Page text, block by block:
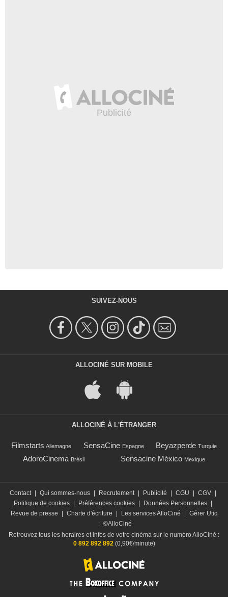
SUIVEZ-NOUS
ALLOCINÉ SUR MOBILE
ALLOCINÉ À L'ÉTRANGER
Filmstarts Allemagne SensaCine Espagne Beyazperde Turquie
AdoroCinema Brésil Sensacine México Mexique
Contact | Qui sommes-nous | Recrutement | Publicité | CGU | CGV |
Politique de cookies | Préférences cookies | Données Personnelles |
Revue de presse
| Charte d'écriture | Les services AlloCiné | Gérer Utiq
| ©AlloCiné
Retrouvez tous les horaires et infos de votre cinéma sur le numéro AlloCiné :
0 892 892 892 (0,90€/minute)